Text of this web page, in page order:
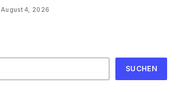
August 4, 2026
SUCHEN